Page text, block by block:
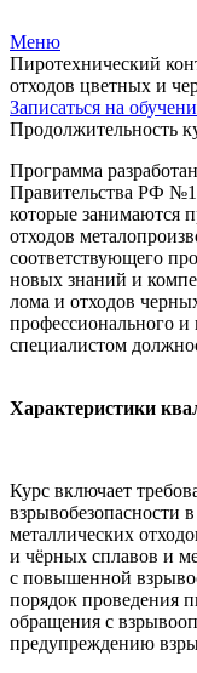
Меню
Пиротехнический
отходов цветных и
Записаться на
Продолжительность
Программа
Правительства РФ
которые занимаются
отходов
соответствующего
новых знаний и
лома и отходов
профессионального
специалистом
Характеристики
Курс включает
взрывобезопасности
металлических
и чёрных сплавов и
с повышенной
порядок проведения
обращения с
предупреждению